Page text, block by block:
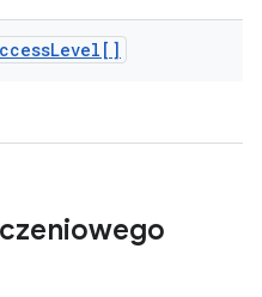
Level[]